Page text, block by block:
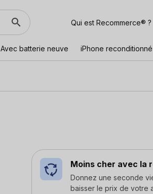
Qui est Recommerce® ?
Avec batterie neuve iPhone reconditionné
Moins cher avec la
Donnez une seconde
baisser le prix de votre